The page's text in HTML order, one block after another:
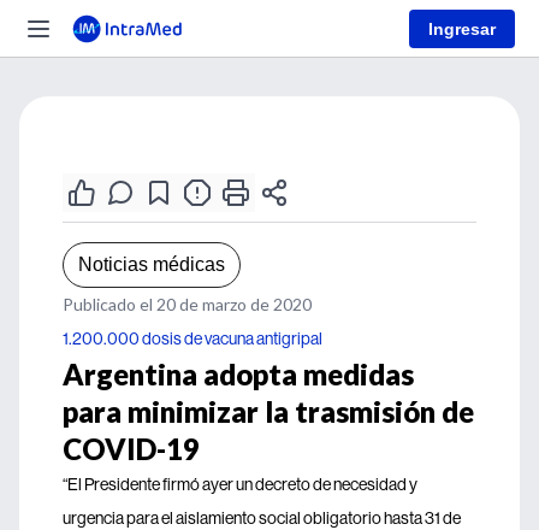
Ingresar
Noticias médicas
Publicado el 20 de marzo de 2020
1.200.000 dosis de vacuna antigripal
Argentina adopta medidas
para minimizar la trasmisión de
COVID-19
“El Presidente firmó ayer un decreto de necesidad y
urgencia para el aislamiento social obligatorio hasta 31 de